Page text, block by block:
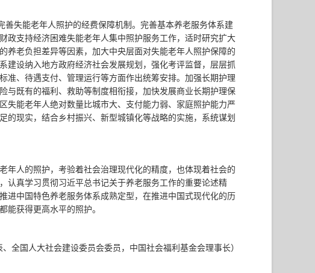
失能老年人照护的经费保障机制。完善基本养老服务体系建
政支持经济困难失能老年人集中照护服务工作，适时研究扩大
养老负担差异等因素，加大中央层面对失能老年人照护保障的
建设纳入地方政府经济社会发展规划，强化考评监督，层层抓
准、待遇支付、管理运行等方面作出统筹安排。加强长期护理
与既有的福利、救助等制度相衔接，加快发展商业长期护理保
失能老年人绝对数量比城市大、支付能力弱、家庭照护能力严
的现实，结合乡村振兴、新型城镇化等战略的实施，系统谋划
年人的照护，考验着社会治理现代化的精度，也体现着社会的
认真学习贯彻习近平总书记关于养老服务工作的重要论述精
进中国特色养老服务体系成熟定型，在推进中国式现代化的历
获得更高水平的照护。
、全国人大社会建设委员会委员，中国社会福利基金会理事长）